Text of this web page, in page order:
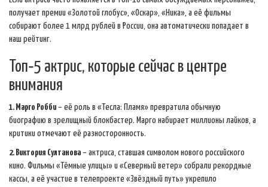
получает премии «Золотой глобус», «Оскар», «Ника», а её фильмы
собирают более 1 млрд рублей в России, она автоматически попадает в
наш рейтинг.
Топ‑5 актрис, которые сейчас в центре
внимания
1. Марго Робби – её роль в «Тесла: Пламя» превратила обычную
биографию в зрелищный блокбастер. Марго набирает миллионы лайков, а
критики отмечают её разносторонность.
2. Виктория Султанова – актриса, ставшая символом нового российского
кино. Фильмы «Тёмные улицы» и «Северный ветер» собрали рекордные
кассы, а её участие в телепроекте «Звёздный путь» укрепило